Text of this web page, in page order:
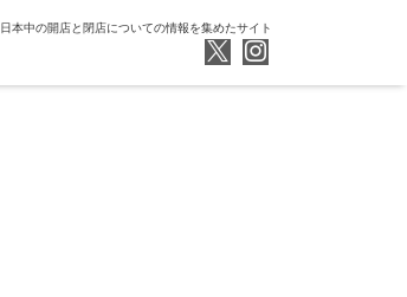
日本中の開店と閉店についての情報を集めたサイト